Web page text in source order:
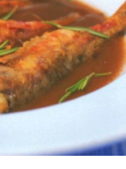
Εύκολη 0:20